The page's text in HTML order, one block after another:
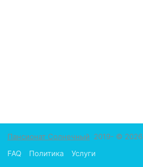
Пансионат Солнечный 2019- © 2026
FAQ
Политика Услуги